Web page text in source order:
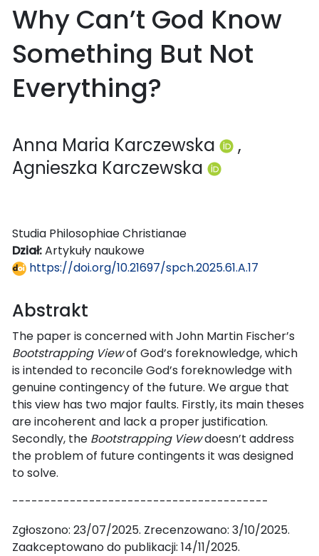
Why Can’t God Know
Something But Not
Everything?
Anna Maria Karczewska
,
Agnieszka Karczewska
Studia Philosophiae Christianae
Dział:Artykuły naukowe
https://doi.org/10.21697/spch.2025.61.A.17
Abstrakt
The paper is concerned with John Martin Fischer’s
Bootstrapping Viewof God’s foreknowledge, which
is intended to reconcile God’s foreknowledge with
genuine contingency of the future. We argue that
this view has two major faults. Firstly, its main theses
are incoherent and lack a proper justification.
Secondly, the Bootstrapping Viewdoesn’t address
the problem of future contingents it was designed
to solve.
----------------------------------------
Zgłoszono: 23/07/2025. Zrecenzowano: 3/10/2025.
Zaakceptowano do publikacji: 14/11/2025.